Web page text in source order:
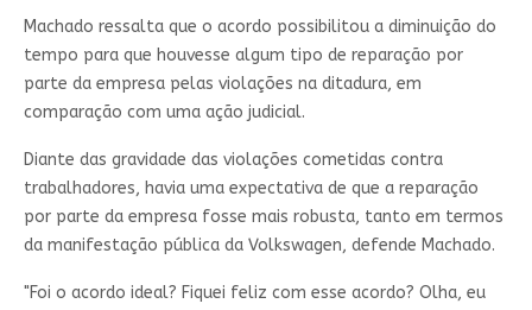
Machado ressalta que o acordo possibilitou a diminuição do
tempo para que houvesse algum tipo de reparação por
parte da empresa pelas violações na ditadura, em
comparação com uma ação judicial.
Diante das gravidade das violações cometidas contra
trabalhadores, havia uma expectativa de que a reparação
por parte da empresa fosse mais robusta, tanto em termos
da manifestação pública da Volkswagen, defende Machado.
"Foi o acordo ideal? Fiquei feliz com esse acordo? Olha, eu